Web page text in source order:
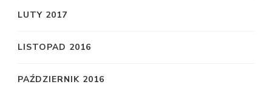
LUTY 2017
LISTOPAD 2016
PAŹDZIERNIK 2016